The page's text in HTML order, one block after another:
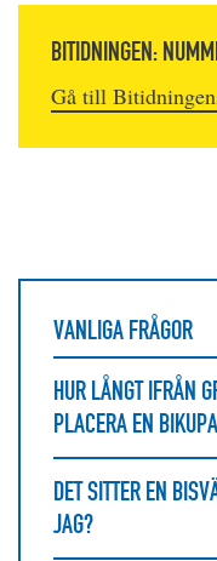
BITIDNINGEN:
Gå till
VANLIGA FRÅGOR
HUR LÅNGT IFRÅN
PLACERA EN
DET SITTER EN
JAG?